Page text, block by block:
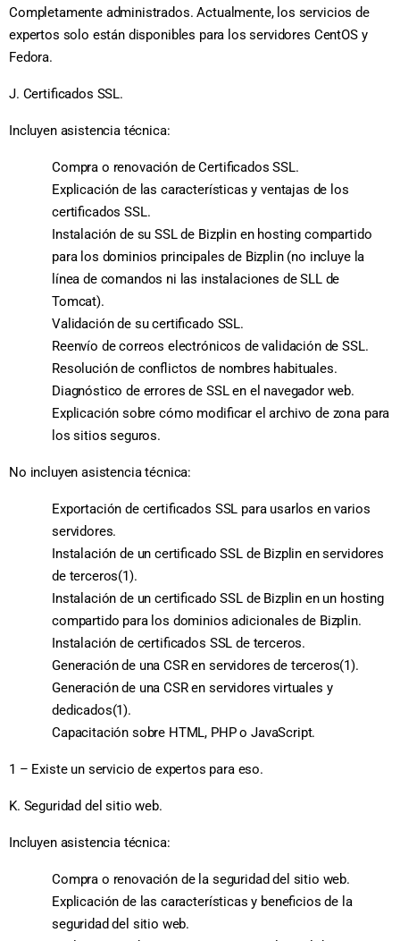
Completamente administrados. Actualmente, los servicios de
expertos solo están disponibles para los servidores CentOS y
Fedora.
J. Certificados SSL.
Incluyen asistencia técnica:
Compra o renovación de Certificados SSL.
Explicación de las características y ventajas de los
certificados SSL.
Instalación de su SSL de Bizplin en hosting compartido
para los dominios principales de Bizplin (no incluye la
línea de comandos ni las instalaciones de SLL de
Tomcat).
Validación de su certificado SSL.
Reenvío de correos electrónicos de validación de SSL.
Resolución de conflictos de nombres habituales.
Diagnóstico de errores de SSL en el navegador web.
Explicación sobre cómo modificar el archivo de zona para
los sitios seguros.
No incluyen asistencia técnica:
Exportación de certificados SSL para usarlos en varios
servidores.
Instalación de un certificado SSL de Bizplin en servidores
de terceros(1).
Instalación de un certificado SSL de Bizplin en un hosting
compartido para los dominios adicionales de Bizplin.
Instalación de certificados SSL de terceros.
Generación de una CSR en servidores de terceros(1).
Generación de una CSR en servidores virtuales y
dedicados(1).
Capacitación sobre HTML, PHP o JavaScript.
1 – Existe un servicio de expertos para eso.
K. Seguridad del sitio web.
Incluyen asistencia técnica:
Compra o renovación de la seguridad del sitio web.
Explicación de las características y beneficios de la
seguridad del sitio web.